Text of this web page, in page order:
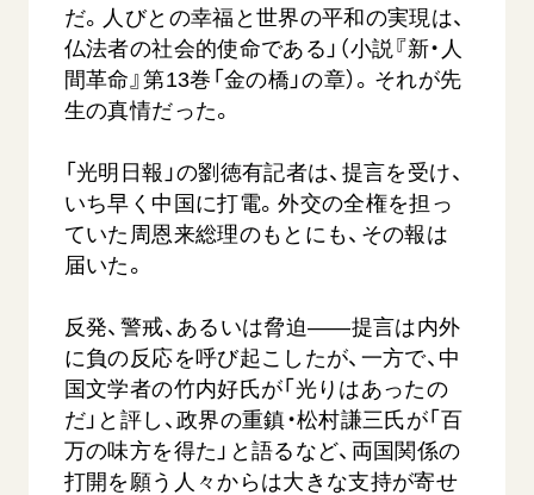
だ。人びとの幸福と世界の平和の実現は、
仏法者の社会的使命である」（小説『新・人
間革命』第13巻「金の橋」の章）。それが先
生の真情だった。
「光明日報」の劉徳有記者は、提言を受け、
いち早く中国に打電。外交の全権を担っ
ていた周恩来総理のもとにも、その報は
届いた。
反発、警戒、あるいは脅迫――提言は内外
に負の反応を呼び起こしたが、一方で、中
国文学者の竹内好氏が「光りはあったの
だ」と評し、政界の重鎮・松村謙三氏が「百
万の味方を得た」と語るなど、両国関係の
打開を願う人々からは大きな支持が寄せ